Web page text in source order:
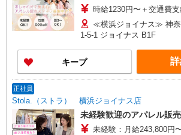
時給1230円〜＋交通費支
≪横浜ジョイナス≫ 神奈
1-5-1 ジョイナス B1F
キープ
正社員
Stola.（ストラ） 横浜ジョイナス店
未経験歓迎のアパレル販
未経験：月給243,800円